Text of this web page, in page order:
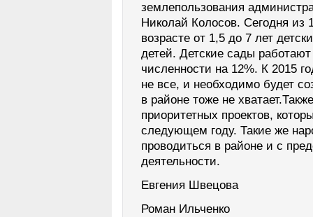
землепользования
Николай Колосов. Сегодня из
возрасте от 1,5 до 7 лет
детей. Детские сады
численности на 12%. К 2015
не все, и необходимо будет
в районе тоже не
приоритетных проектов,
следующем году. Такие же
проводиться в районе и с
деятельности.
Евгения Швецова
Роман Ильченко